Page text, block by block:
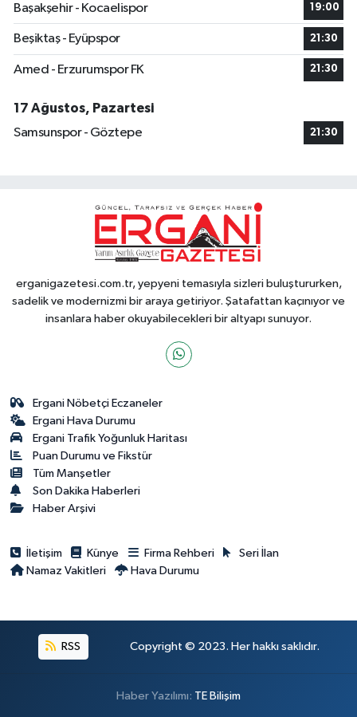
Başakşehir - Kocaelispor
19:00
Beşiktaş - Eyüpspor 21:30
Amed - Erzurumspor FK 21:30
17 Ağustos, Pazartesi
Samsunspor - Göztepe
21:30
erganigazetesi.com.tr, yepyeni temasıyla sizleri buluştururken,
sadelik ve modernizmi bir araya getiriyor. Şatafattan kaçınıyor ve
insanlara haber okuyabilecekleri bir altyapı sunuyor.
Ergani Nöbetçi Eczaneler
Ergani Hava Durumu
Ergani Trafik Yoğunluk Haritası
Puan Durumu ve Fikstür
Tüm Manşetler
Son Dakika Haberleri
Haber Arşivi
İletişim Künye Firma Rehberi
Seri İlan
Namaz Vakitleri
Hava Durumu
RSS Copyright © 2023. Her hakkı saklıdır.
Haber Yazılımı: TE Bilişim